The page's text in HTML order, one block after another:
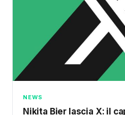
NEWS
Nikita Bier lascia X: il